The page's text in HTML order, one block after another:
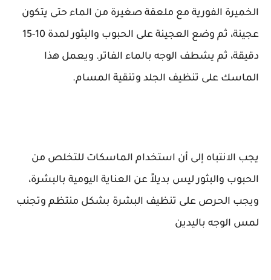
الخميرة الفورية مع ملعقة صغيرة من الماء حتى يتكون
عجينة، ثم وضع العجينة على الحبوب والبثور لمدة 10-15
دقيقة، ثم يشطف الوجه بالماء الفاتر. ويعمل هذا
الماسك على تنظيف الجلد وتنقية المسام.
يجب الانتباه إلى أن استخدام الماسكات للتخلص من
الحبوب والبثور ليس بديلاً عن العناية اليومية بالبشرة،
ويجب الحرص على تنظيف البشرة بشكل منتظم وتجنب
لمس الوجه باليدين